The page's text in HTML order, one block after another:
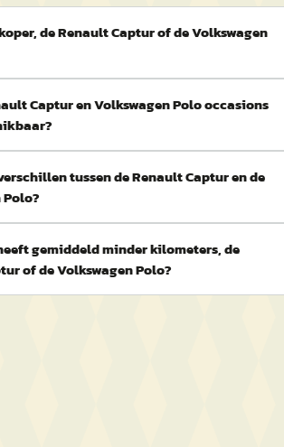
de Renault Captur of de Volkswagen
Captur en Volkswagen Polo occasions
tussen de Renault Captur en de
gemiddeld minder kilometers, de
of de Volkswagen Polo?